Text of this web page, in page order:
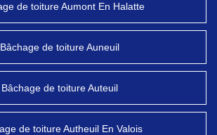
de toiture Aumont En Halatte
Bâchage de toiture Auneuil
Bâchage de toiture Auteuil
de toiture Autheuil En Valois